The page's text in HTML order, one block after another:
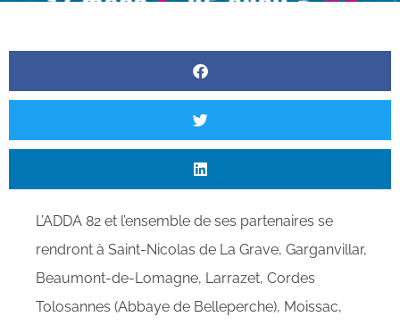
L’ADDA 82 et l’ensemble de ses partenaires se
rendront à Saint-Nicolas de La Grave, Garganvillar,
Beaumont-de-Lomagne, Larrazet, Cordes
Tolosannes (Abbaye de Belleperche), Moissac,